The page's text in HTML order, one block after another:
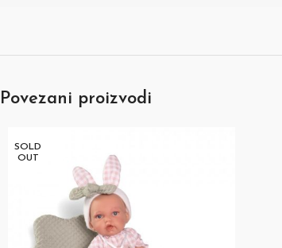
Povezani proizvodi
SOLD
OUT